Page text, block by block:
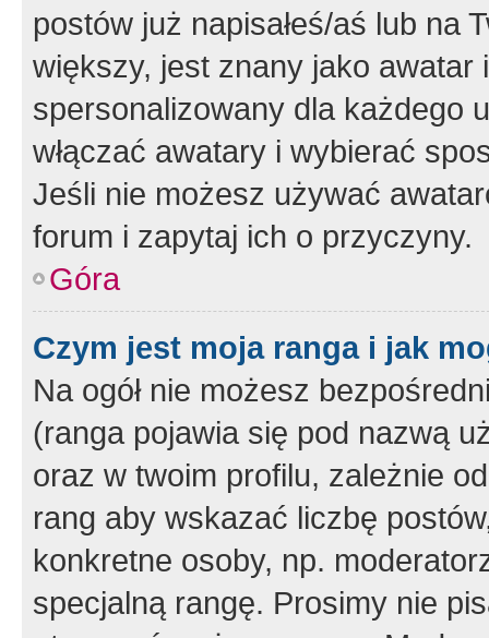
postów już napisałeś/aś lub na
większy, jest znany jako
spersonalizowany dla każdego
włączać awatary i wybierać
Jeśli nie możesz używać
forum i zapytaj ich o przyczyny.
Góra
Czym jest moja ranga i jak
Na ogół nie możesz
(ranga pojawia się pod nazwą
oraz w twoim profilu, zależnie
rang aby wskazać liczbę
konkretne osoby, np.
specjalną rangę. Prosimy nie